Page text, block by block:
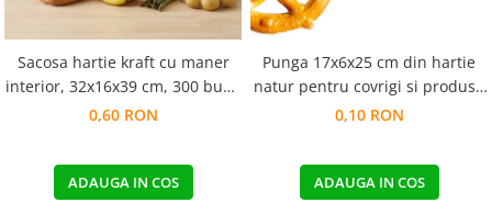
Sacosa hartie kraft cu maner
interior, 32x16x39 cm, 300 buc -
NATUR MAT
0,60 RON
ADAUGA IN COS
Punga 17x6x25 cm din hartie
natur pentru covrigi si produse
de panificatie
0,10 RON
ADAUGA IN COS